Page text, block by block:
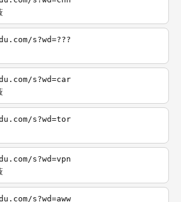
s?wd=???
s?wd=car
s?wd=tor
s?wd=vpn
s?wd=aww